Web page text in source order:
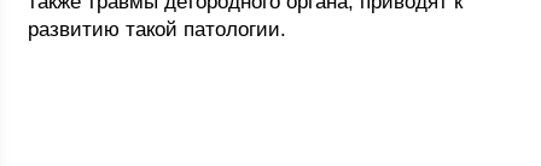
развитию такой патологии.